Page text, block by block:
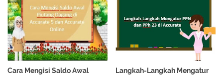
Cara Mengisi Saldo Awal
Langkah-Langkah Mengatur